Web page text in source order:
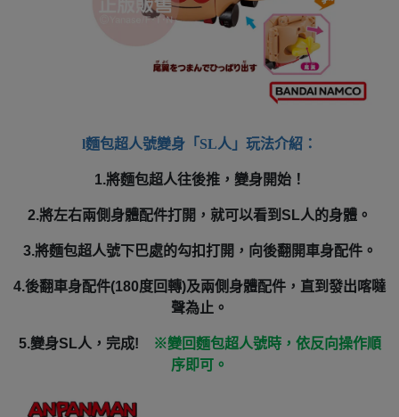
l麵包超人號變身「SL人」玩法介紹：
1.將麵包超人往後推，變身開始！
2.將左右兩側身體配件打開，就可以看到SL人的身體。
3.將麵包超人號下巴處的勾扣打開，向後翻開車身配件。
4.後翻車身配件(180度回轉)及兩側身體配件，直到發出喀噠
聲為止。
5.變身SL人，完成!
※變回麵包超人號時，依反向操作順
序即可。